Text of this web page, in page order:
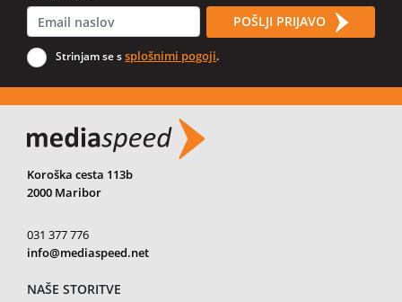
POŠLJI PRIJAVO
Strinjam se ssplošnimi pogoji.
Koroška cesta 113b
2000 Maribor
031 377 776
info@mediaspeed.net
NAŠE STORITVE